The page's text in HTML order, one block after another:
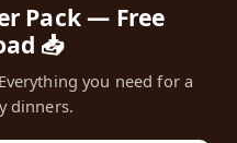
Pack — Free
📥
you need for a
dinners.